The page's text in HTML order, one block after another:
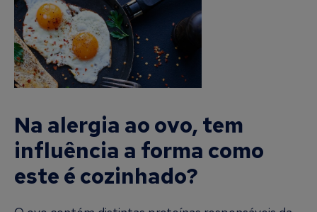
Na alergia ao ovo, tem
influência a forma como
este é cozinhado?